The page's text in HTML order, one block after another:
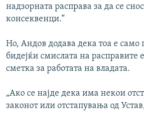
надзорната расправа за да се
консеквенци.“
Но, Андов додава дека тоа е само
бидејќи смислата на расправите
сметка за работата на владата.
„Ако се најде дека има некои
законот или отстапувања од